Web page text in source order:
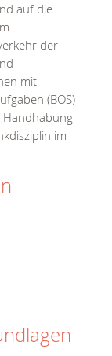
auf die
der
mit
(BOS)
Handhabung
im